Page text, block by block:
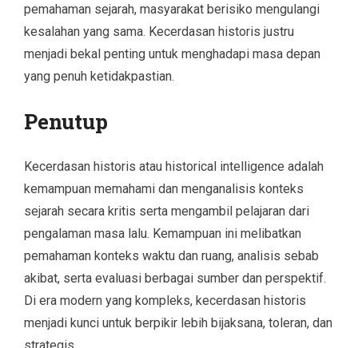
pemahaman sejarah, masyarakat berisiko mengulangi
kesalahan yang sama. Kecerdasan historis justru
menjadi bekal penting untuk menghadapi masa depan
yang penuh ketidakpastian.
Penutup
Kecerdasan historis atau historical intelligence adalah
kemampuan memahami dan menganalisis konteks
sejarah secara kritis serta mengambil pelajaran dari
pengalaman masa lalu. Kemampuan ini melibatkan
pemahaman konteks waktu dan ruang, analisis sebab
akibat, serta evaluasi berbagai sumber dan perspektif.
Di era modern yang kompleks, kecerdasan historis
menjadi kunci untuk berpikir lebih bijaksana, toleran, dan